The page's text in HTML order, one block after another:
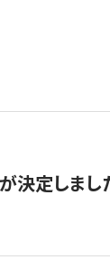
定しまし